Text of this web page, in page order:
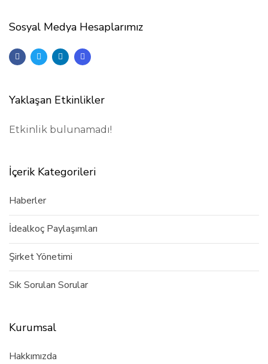
Sosyal Medya Hesaplarımız
Yaklaşan Etkinlikler
Etkinlik bulunamadı!
İçerik Kategorileri
Haberler
İdealkoç Paylaşımları
Şirket Yönetimi
Sık Sorulan Sorular
Kurumsal
Hakkımızda